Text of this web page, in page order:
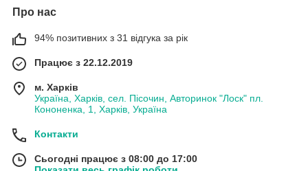
Про нас
94% позитивних з 31 відгука за рік
Працює з 22.12.2019
м. Харків
Україна, Харків, сел. Пісочин, Авторинок "Лоск" пл.
Кононенка, 1, Харків, Україна
Контакти
Сьогодні працює з 08:00 до 17:00